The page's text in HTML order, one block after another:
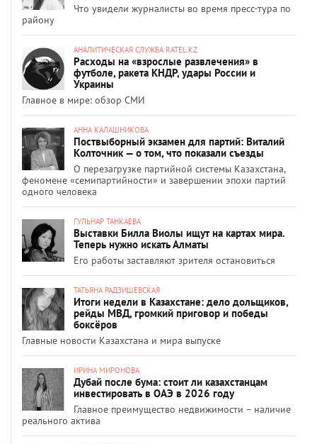
Что увидели журналисты во время пресс-тура по
району
АНАЛИТИЧЕСКАЯ СЛУЖБА RATEL.KZ
Расходы на «взрослые развлечения» в
футболе, ракета КНДР, удары России и
Украины
Главное в мире: обзор СМИ
АННА КАЛАШНИКОВА
Поствыборный экзамен для партий: Виталий
Колточник — о том, что показали съезды
О перезагрузке партийной системы Казахстана,
феномене «семипартийности» и завершении эпохи партий
одного человека
ГУЛЬНАР ТАНКАЕВА
Выставки Билла Виолы ищут на картах мира.
Теперь нужно искать Алматы
Его работы заставляют зрителя остановиться
ТАТЬЯНА РАДЗИШЕВСКАЯ
Итоги недели в Казахстане: дело дольщиков,
рейды МВД, громкий приговор и победы
боксёров
Главные новости Казахстана и мира выпуске
ИРИНА МИРОНОВА
Дубай после бума: стоит ли казахстанцам
инвестировать в ОАЭ в 2026 году
Главное преимущество недвижимости – наличие
реального актива